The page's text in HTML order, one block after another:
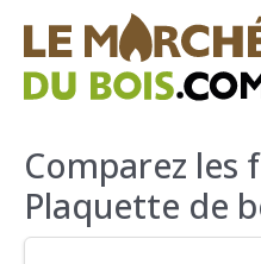
CHAUFFAGE AU BOIS
FAQ
Comparez les
Plaquette de